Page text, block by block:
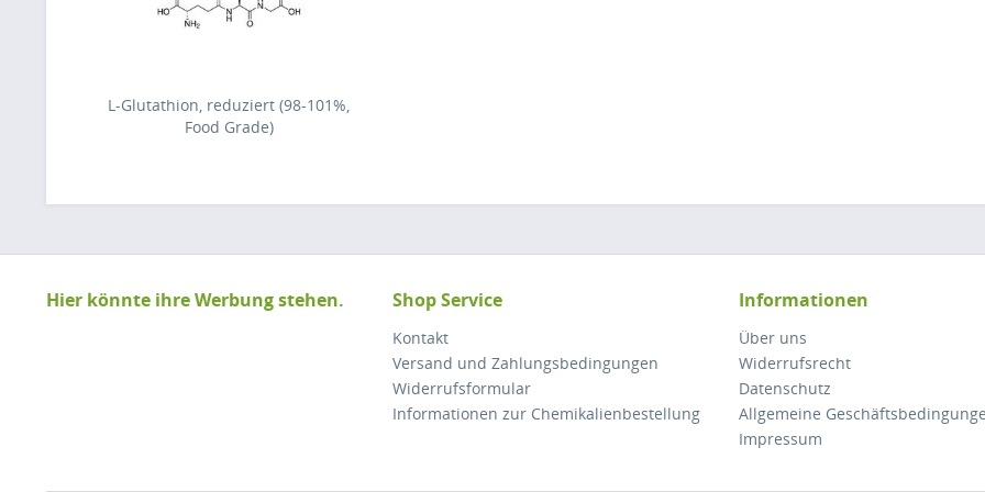
L-Glutathion, reduziert (98-101%,
Food Grade)
Hier könnte ihre Werbung stehen. Shop Service
Kontakt
Versand und Zahlungsbedingungen
Widerrufsformular
Informationen zur Chemikalienbestellung
Informationen
Über uns
Widerrufsrecht
Datenschutz
Allgemeine
Impressum